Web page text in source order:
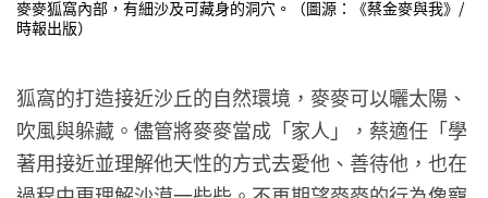
麥麥狐窩內部，有細沙及可藏身的洞穴。（圖源：《蔡金麥與我》/
時報出版）
狐窩的打造接近沙丘的自然環境，麥麥可以曬太陽、
吹風與躲藏。儘管將麥麥當成「家人」，蔡適任「學
著用接近並理解他天性的方式去愛他、善待他，也在